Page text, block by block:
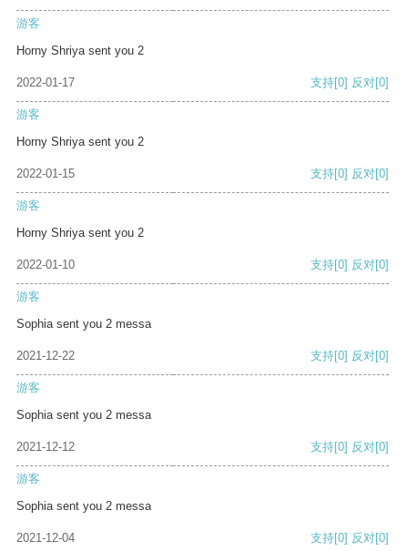
游客
Horny Shriya sent you 2
2022-01-17 支持[0] 反对[0]
游客
Horny Shriya sent you 2
2022-01-15 支持[0] 反对[0]
游客
Horny Shriya sent you 2
2022-01-10 支持[0] 反对[0]
游客
Sophia sent you 2 messa
2021-12-22 支持[0] 反对[0]
游客
Sophia sent you 2 messa
2021-12-12 支持[0] 反对[0]
游客
Sophia sent you 2 messa
2021-12-04 支持[0] 反对[0]